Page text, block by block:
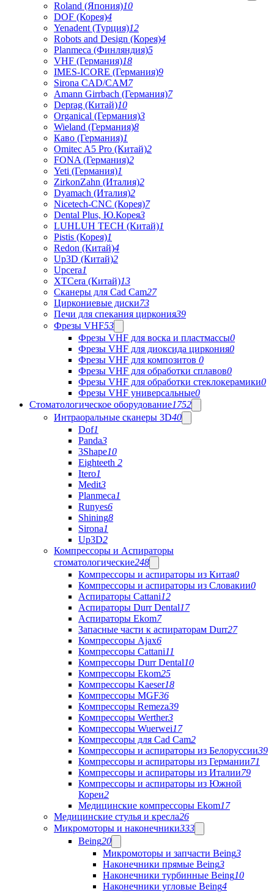
Roland (Япония)10
DOF (Корея)4
Yenadent (Турция)12
Robots and Design (Корея)4
Planmeca (Финляндия)5
VHF (Германия)18
IMES-ICORE (Германия)9
Sirona CAD/CAM7
Amann Girrbach (Германия)7
Deprag (Китай)10
Organical (Германия)3
Wieland (Германия)8
Каво (Германия)1
Omitec A5 Pro (Китай)2
FONA (Германия)2
Yeti (Германия)1
ZirkonZahn (Италия)2
Dyamach (Италия)2
Nicetech-CNC (Корея)7
Dental Plus, Ю.Корея3
LUHLUH TECH (Китай)1
Pistis (Корея)1
Redon (Китай)4
Up3D (Китай)2
Upcera1
XTCera (Китай)13
Сканеры для Cad Cam27
Циркониевые диски73
Печи для спекания циркония39
Фрезы VHF53
Фрезы VHF для воска и пластмассы0
Фрезы VHF для диоксида циркония0
Фрезы VHF для композитов 0
Фрезы VHF для обработки сплавов0
Фрезы VHF для обработки стеклокерамики0
Фрезы VHF универсальные0
Стоматологическое оборудование1752
Интраоральные сканеры 3D40
Dof1
Panda3
3Shape10
Eighteeth 2
Itero1
Medit3
Planmeca1
Runyes6
Shining8
Sirona1
Up3D2
Компрессоры и Аспираторы
стоматологические248
Компрессоры и аспираторы из Китая0
Компрессоры и аспираторы из Словакии0
Аспираторы Cattani12
Аспираторы Durr Dental17
Аспираторы Ekom7
Запасные части к аспираторам Durr27
Компрессоры Ajax6
Компрессоры Cattani11
Компрессоры Durr Dental10
Компрессоры Ekom25
Компрессоры Kaeser18
Компрессоры MGF36
Компрессоры Remeza39
Компрессоры Werther3
Компрессоры Wuerwei17
Компрессоры для Cad Cam2
Компрессоры и аспираторы из Белоруссии39
Компрессоры и аспираторы из Германии71
Компрессоры и аспираторы из Италии79
Компрессоры и аспираторы из Южной
Кореи2
Медицинские компрессоры Ekom17
Медицинские стулья и кресла26
Микромоторы и наконечники333
Being20
Микромоторы и запчасти Being3
Наконечники прямые Being3
Наконечники турбинные Being10
Наконечники угловые Being4